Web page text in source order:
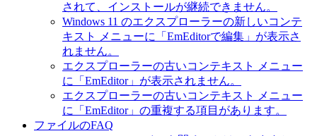
されて、インストールが継続できません。
Windows 11 のエクスプローラーの新しいコンテ
キスト メニューに「EmEditorで編集」が表示さ
れません。
エクスプローラーの古いコンテキスト メニュー
に「EmEditor」が表示されません。
エクスプローラーの古いコンテキスト メニュー
に「EmEditor」の重複する項目があります。
ファイルのFAQ